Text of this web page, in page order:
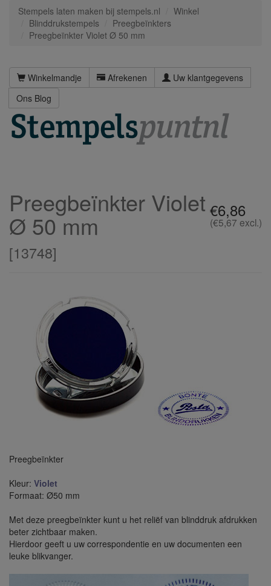
Stempels laten maken bij stempels.nl
Winkel
Blinddrukstempels
Preegbeïnkters
Preegbeïnkter Violet Ø 50 mm
Winkelmandje Afrekenen
Uw klantgegevens
Ons Blog
€6,86
(€5,67 excl.)
Preegbeïnkter Violet
Ø 50 mm
[13748]
Preegbeïnkter
Kleur: Violet
Formaat: Ø50 mm
Met deze preegbeïnkter kunt u het reliëf van blinddruk afdrukken
beter zichtbaar maken.
Hierdoor geeft u uw correspondentie en uw documenten een
leuke blikvanger.